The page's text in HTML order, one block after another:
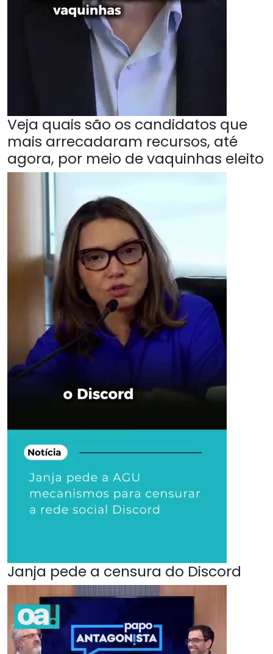
Veja quais são os candidatos que
mais arrecadaram recursos, até
agora, por meio de vaquinhas eleito
Janja pede a censura do Discord